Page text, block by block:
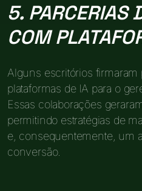
5. PARCERIAS
COM
Alguns escritórios firmaram
plataformas de IA para o
Essas colaborações
permitindo estratégias de
e, consequentemente, um
conversão.